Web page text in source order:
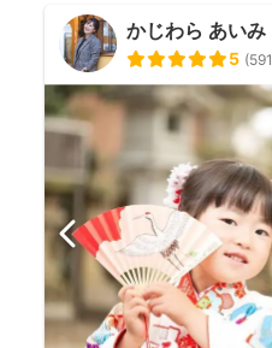
かじわら あいみ
5 (591